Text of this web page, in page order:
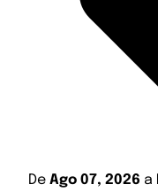
De Ago 07, 2026 a